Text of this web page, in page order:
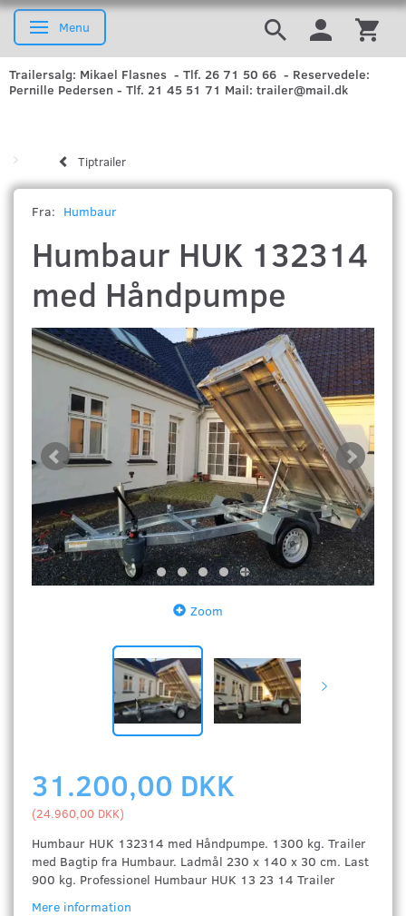
Skifte navigation
Menu
Trailersalg: Mikael Flasnes - Tlf. 26 71 50 66 - Reservedele:
Pernille Pedersen - Tlf. 21 45 51 71 Mail: trailer@mail.dk
Tiptrailer
Fra: Humbaur
Humbaur HUK 132314
med Håndpumpe
Zoom
31.200,00 DKK
(24.960,00 DKK)
Humbaur HUK 132314 med Håndpumpe. 1300 kg. Trailer
med Bagtip fra Humbaur. Ladmål 230 x 140 x 30 cm. Last
900 kg. Professionel Humbaur HUK 13 23 14 Trailer
Mere information